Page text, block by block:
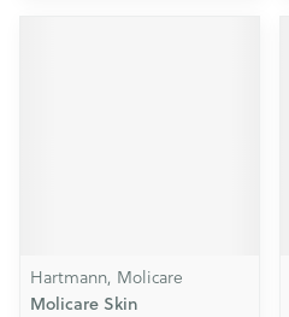
Hartmann, Molicare
Molicare Skin